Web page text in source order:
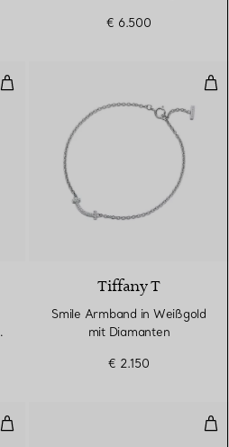
€ 6.500
Smile mittelgroßer Anhänger in
Tiffany T
Smile Armband in Weißgold
mit Diamanten
€ 2.150
T One Creolen in Roségold T